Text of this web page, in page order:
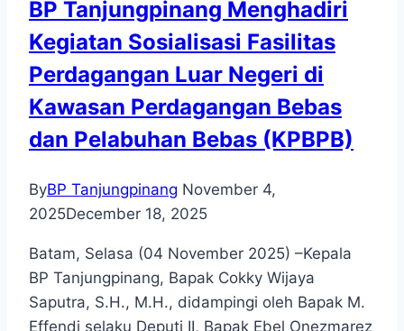
BP Tanjungpinang Menghadiri
Kegiatan Sosialisasi Fasilitas
Perdagangan Luar Negeri di
Kawasan Perdagangan Bebas
dan Pelabuhan Bebas (KPBPB)
ByBP Tanjungpinang November 4,
2025December 18, 2025
Batam, Selasa (04 November 2025) –Kepala
BP Tanjungpinang, Bapak Cokky Wijaya
Saputra, S.H., M.H., didampingi oleh Bapak M.
Effendi selaku Deputi II, Bapak Ebel Onezmarez